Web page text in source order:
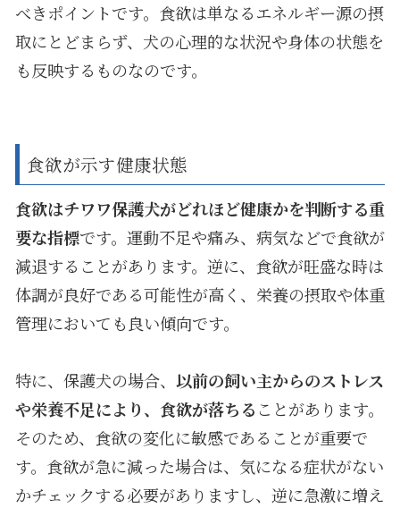
べきポイントです。食欲は単なるエネルギー源の摂
取にとどまらず、犬の心理的な状況や身体の状態を
も反映するものなのです。
食欲が示す健康状態
食欲はチワワ保護犬がどれほど健康かを判断する重
要な指標です。運動不足や痛み、病気などで食欲が
減退することがあります。逆に、食欲が旺盛な時は
体調が良好である可能性が高く、栄養の摂取や体重
管理においても良い傾向です。
特に、保護犬の場合、 以前の飼い主からのストレス
や栄養不足により、食欲が落ちる ことがあります。
そのため、食欲の変化に敏感であることが重要で
す。食欲が急に減った場合は、気になる症状がない
かチェックする必要がありますし、逆に急激に増え